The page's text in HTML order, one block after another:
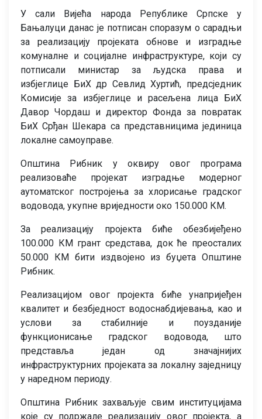
У сали Вијећа народа Републике Српске у
Бањалуци данас је потписан споразум о сарадњи
за реализацију пројеката обнове и изградње
комуналне и социјалне инфраструктуре, који су
потписали министар за људска права и
избјеглице БиХ др Севлид Хуртић, предсједник
Комисије за избјеглице и расељена лица БиХ
Давор Чордаш и директор Фонда за повратак
БиХ Срђан Шекара са представницима јединица
локалне самоуправе.
Општина Рибник у оквиру овог програма
реализоваће пројекат изградње модерног
аутоматског постројења за хлорисање градског
водовода, укупне вриједности око 150.000 КМ.
За реализацију пројекта биће обезбијеђено
100.000 КМ грант средстава, док ће преосталих
50.000 КМ бити издвојено из буџета Општине
Рибник.
Реализацијом овог пројекта биће унапријеђен
квалитет и безбједност водоснабдијевања, као и
услови за стабилније и поузданије
функционисање градског водовода, што
представља један од значајнијих
инфраструктурних пројеката за локалну заједницу
у наредном периоду.
Општина Рибник захваљује свим институцијама
које су подржале реализацију овог пројекта, а